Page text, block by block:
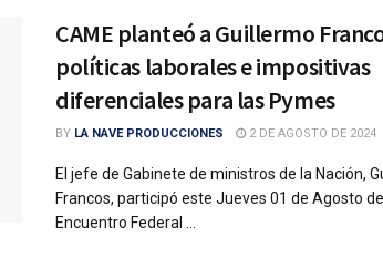
CAME planteó a Guillermo
políticas laborales e impositivas
diferenciales para las Pymes
BY LA NAVE PRODUCCIONES 2 DE AGOSTO DE 2024
El jefe de Gabinete de ministros de la Nación,
Francos, participó este Jueves 01 de Agosto del
Encuentro Federal ...